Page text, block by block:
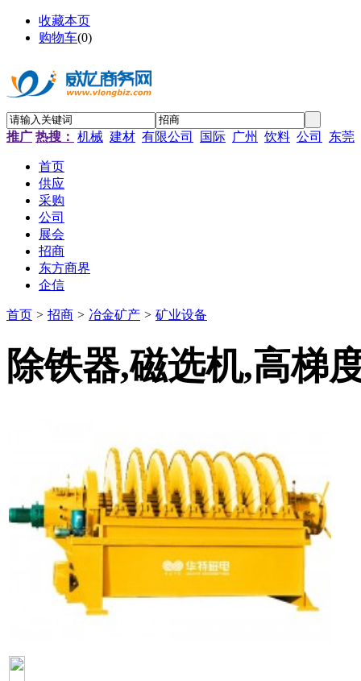
收藏本页
购物车(0)
推广 热搜： 机械 建材 有限公司 国际 广州 饮料 公司 东莞
首页
供应
采购
公司
展会
招商
东方商界
企信
首页 > 招商 > 冶金矿产 > 矿业设备
除铁器,磁选机,高梯